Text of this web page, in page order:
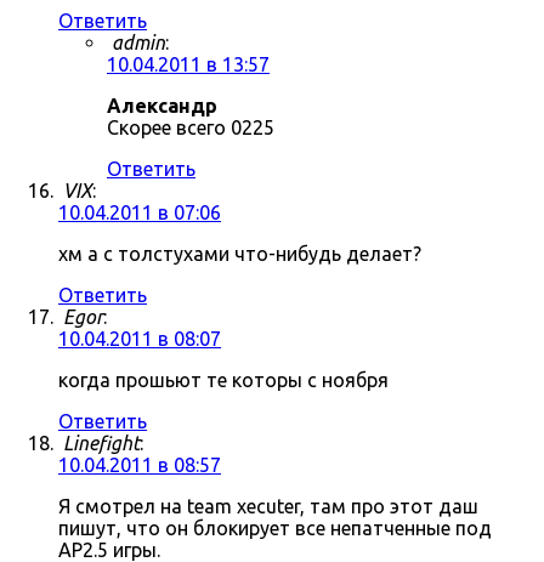
Ответить
admin:
10.04.2011 в 13:57
Александр
Скорее всего 0225
Ответить
VIX:
10.04.2011 в 07:06
хм а с толстухами что-нибудь делает?
Ответить
Egor:
10.04.2011 в 08:07
когда прошьют те которы с ноября
Ответить
Linefight:
10.04.2011 в 08:57
Я смотрел на team xecuter, там про этот даш
пишут, что он блокирует все непатченные под
AP2.5 игры.